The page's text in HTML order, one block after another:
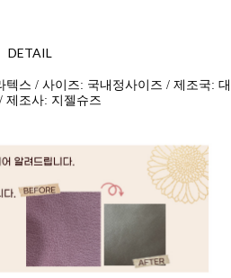
DETAIL
텍스 / 사이즈: 국내정사이즈 / 제조국: 대
제조사: 지젤슈즈